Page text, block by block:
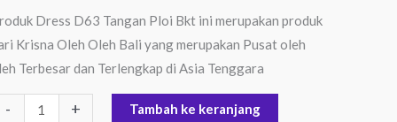
Dress D63 Tangan Ploi Bkt ini merupakan produk
Krisna Oleh Oleh Bali yang merupakan Pusat oleh
Terbesar dan Terlengkap di Asia Tenggara
- + Tambah ke keranjang